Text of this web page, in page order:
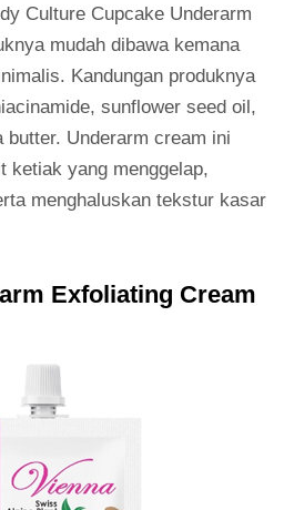
Culture Cupcake Underarm
mudah dibawa kemana
Kandungan produknya
sunflower seed oil,
butter. Underarm cream ini
ketiak yang menggelap,
menghaluskan tekstur kasar
Exfoliating Cream